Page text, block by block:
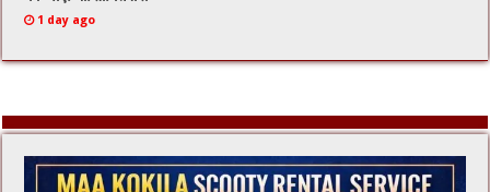
1 day ago